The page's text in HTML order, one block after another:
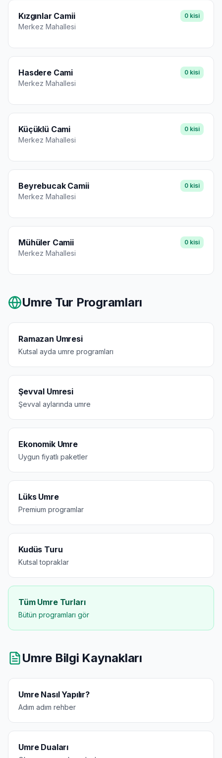
Kızgınlar Camii
Merkez Mahallesi
0 kisi
Hasdere Cami
Merkez Mahallesi
0 kisi
Küçüklü Cami
Merkez Mahallesi
0 kisi
Beyrebucak Camii
Merkez Mahallesi
0 kisi
Mühüler Camii
Merkez Mahallesi
0 kisi
Umre Tur Programları
Ramazan Umresi
Kutsal ayda umre programları
Şevval Umresi
Şevval aylarında umre
Ekonomik Umre
Uygun fiyatlı paketler
Lüks Umre
Premium programlar
Kudüs Turu
Kutsal topraklar
Tüm Umre Turları
Bütün programları gör
Umre Bilgi Kaynakları
Umre Nasıl Yapılır?
Adım adım rehber
Umre Duaları